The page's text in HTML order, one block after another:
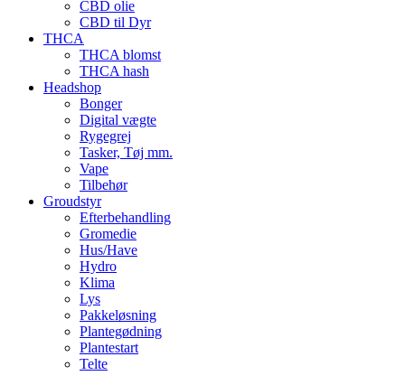
CBD olie
CBD til Dyr
THCA
THCA blomst
THCA hash
Headshop
Bonger
Digital vægte
Rygegrej
Tasker, Tøj mm.
Vape
Tilbehør
Groudstyr
Efterbehandling
Gromedie
Hus/Have
Hydro
Klima
Lys
Pakkeløsning
Plantegødning
Plantestart
Telte